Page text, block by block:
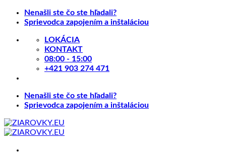
Skip
Nenašli ste čo ste hľadali?
Sprievodca zapojením a inštaláciou
LOKÁCIA
KONTAKT
08:00 - 15:00
+421 903 274 471
Nenašli ste čo ste hľadali?
Sprievodca zapojením a inštaláciou